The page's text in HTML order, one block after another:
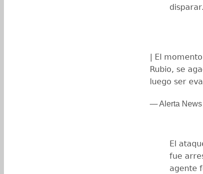
disparar.
| El
Rubio, se
luego ser
— Alerta News
El
fue
agente